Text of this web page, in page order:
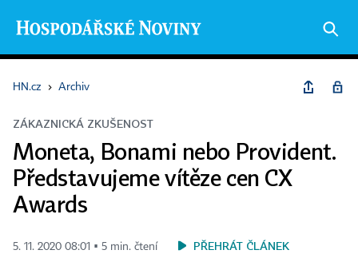
HN.cz › Archiv
ZÁKAZNICKÁ ZKUŠENOST
Moneta, Bonami nebo Provident.
Představujeme vítěze cen CX
Awards
5. 11. 2020 08:01 ▪ 5 min. čtení PŘEHRÁT ČLÁNEK